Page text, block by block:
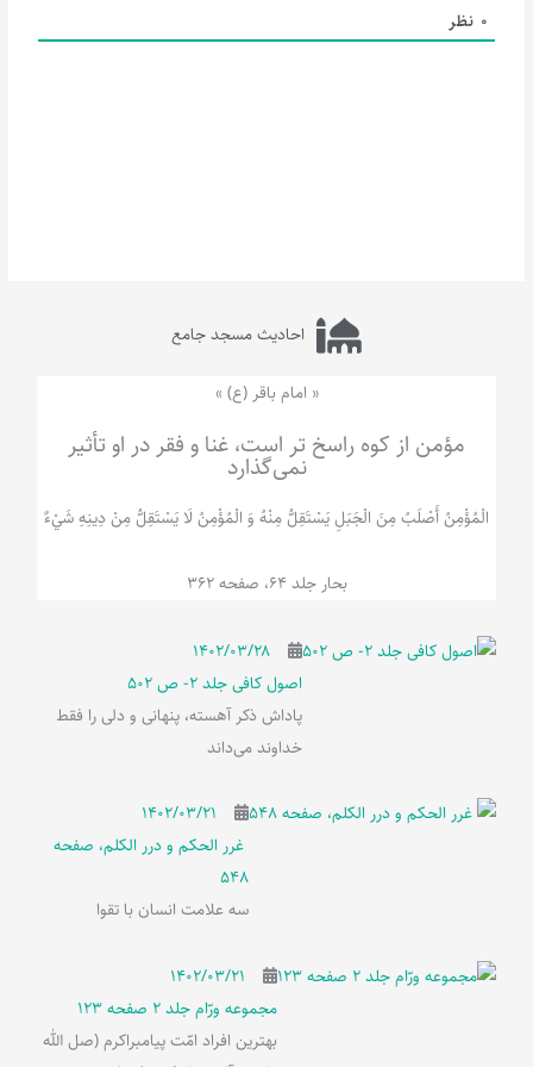
0 نظر
احادیث مسجد جامع
« امام باقر (ع) »
مؤمن از کوه راسخ تر است، غنا و فقر در او تأثیر
نمی‌گذارد
الْمُؤْمِنُ‌ أَصْلَبُ‌ مِنَ‌ الْجَبَلِ‌ یَسْتَقِلُّ مِنْهُ وَ الْمُؤْمِنُ لَا يَسْتَقِلُّ مِنْ دِينِهِ شَيْ‌ءٌ
بحار جلد 64، صفحه 362
۱۴۰۲/۰۳/۲۸
اصول کافی جلد 2- ص 502
پاداش ذکر آهسته، پنهانی و دلی را فقط
خداوند می‌داند
۱۴۰۲/۰۳/۲۱
غرر الحکم و درر الکلم، صفحه
548
سه علامت انسان با تقوا
۱۴۰۲/۰۳/۲۱
مجموعه ورّام جلد 2 صفحه 123
بهترین افراد امّت پیامبراکرم (صل الله